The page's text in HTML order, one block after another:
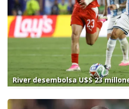
River desembolsa U$S 23